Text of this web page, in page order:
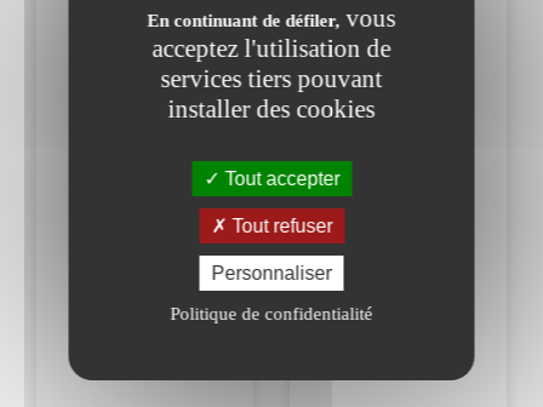
En continuant de défiler, vous
acceptez l'utilisation de
services tiers pouvant
installer des cookies
Tout accepter
Tout refuser
Personnaliser
Politique de confidentialité